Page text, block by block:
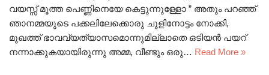
വയസ്സ് മൂത്ത പെണ്ണിനെയേ കെട്ടുന്നുള്ളോ ” അതും പറഞ്ഞ്
ഞാനമ്മയുടെ പക്കലിലേക്കൊരു ചൂളിനോട്ടം നോക്കി,
മുഖത്ത് ഭാവവ്യത്യാസമൊന്നുമില്ലാതെ ഒടിയൻ പയറ്
നന്നാക്കുകയായിരുന്നു അമ്മ, വീണ്ടും ഒരു… Read More »